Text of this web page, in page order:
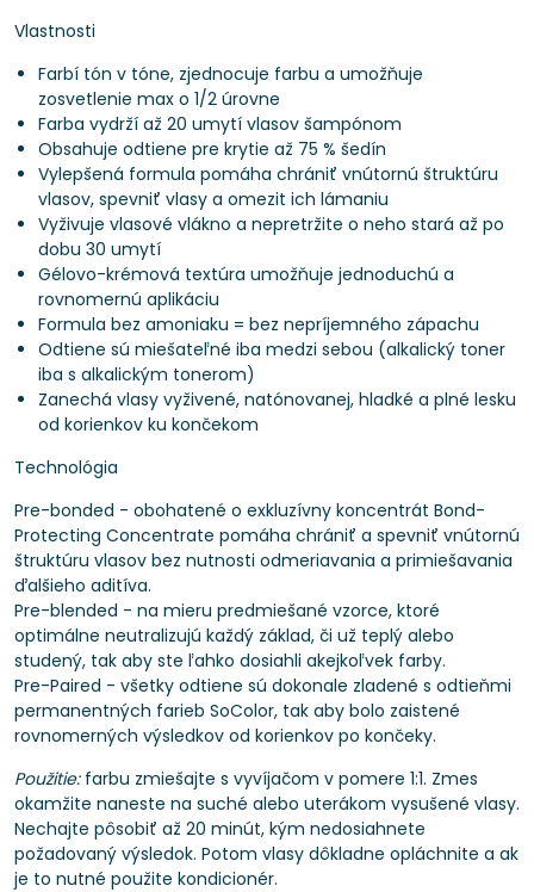
Vlastnosti
Farbí tón v tóne, zjednocuje farbu a umožňuje
zosvetlenie max o 1/2 úrovne
Farba vydrží až 20 umytí vlasov šampónom
Obsahuje odtiene pre krytie až 75 % šedín
Vylepšená formula pomáha chrániť vnútornú štruktúru
vlasov, spevniť vlasy a omezit ich lámaniu
Vyživuje vlasové vlákno a nepretržite o neho stará až po
dobu 30 umytí
Gélovo-krémová textúra umožňuje jednoduchú a
rovnomernú aplikáciu
Formula bez amoniaku = bez nepríjemného zápachu
Odtiene sú miešateľné iba medzi sebou (alkalický toner
iba s alkalickým tonerom)
Zanechá vlasy vyživené, natónovanej, hladké a plné lesku
od korienkov ku končekom
Technológia
Pre-bonded - obohatené o exkluzívny koncentrát Bond-
Protecting Concentrate pomáha chrániť a spevniť vnútornú
štruktúru vlasov bez nutnosti odmeriavania a primiešavania
ďalšieho aditíva.
Pre-blended - na mieru predmiešané vzorce, ktoré
optimálne neutralizujú každý základ, či už teplý alebo
studený, tak aby ste ľahko dosiahli akejkoľvek farby.
Pre-Paired - všetky odtiene sú dokonale zladené s odtieňmi
permanentných farieb SoColor, tak aby bolo zaistené
rovnomerných výsledkov od korienkov po končeky.
Použitie:farbu zmiešajte s vyvíjačom v pomere 1:1. Zmes
okamžite naneste na suché alebo uterákom vysušené vlasy.
Nechajte pôsobiť až 20 minút, kým nedosiahnete
požadovaný výsledok. Potom vlasy dôkladne opláchnite a ak
je to nutné použite kondicionér.